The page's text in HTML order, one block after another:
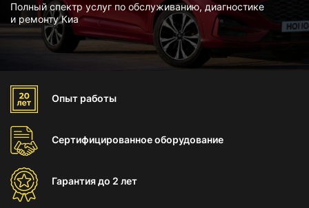
Полный спектр услуг по обслуживанию, диагностике
и ремонту Киа
Опыт работы
Сертифицированноеоборудование
Гарантиядо 2 лет